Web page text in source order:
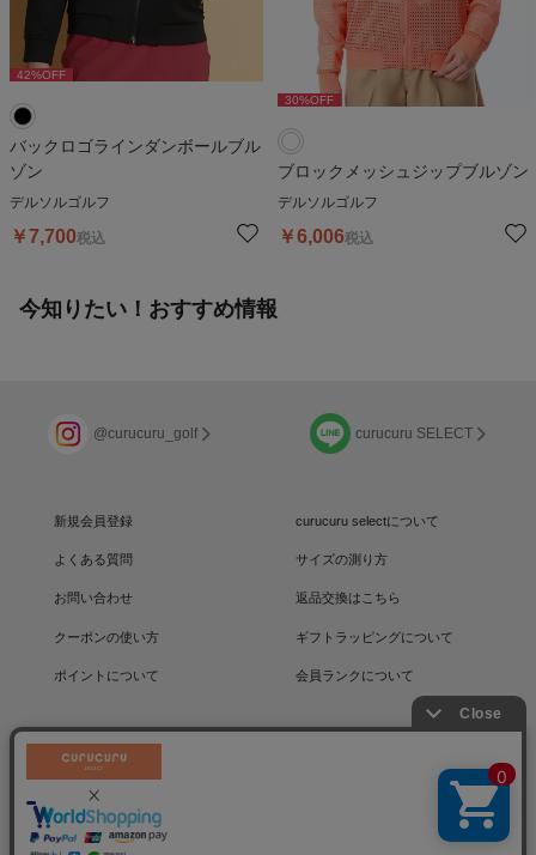
42%OFF
バックロゴラインダンボールブル
ゾン
デルソルゴルフ
￥7,700税込
30%OFF
ブロックメッシュジップブルゾン
デルソルゴルフ
￥6,006税込
絞り込む
今知りたい！おすすめ情報
@curucuru_golf curucuru SELECT
新規会員登録 curucuru selectについて
よくある質問 サイズの測り方
お問い合わせ 返品交換はこちら
クーポンの使い方 ギフトラッピングについて
ポイントについて 会員ランクについて
利用規約